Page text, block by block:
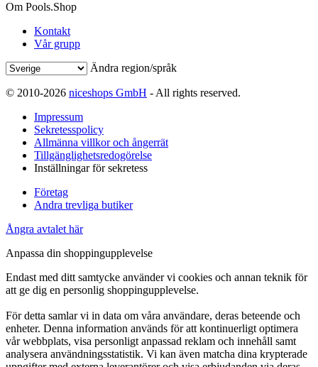
Om Pools.Shop
Kontakt
Vår grupp
Ändra region/språk
© 2010-2026 niceshops GmbH - All rights reserved.
Impressum
Sekretesspolicy
Allmänna villkor och ångerrät
Tillgänglighetsredogörelse
Inställningar för sekretess
Företag
Andra trevliga butiker
Ångra avtalet här
Anpassa din shoppingupplevelse
Endast med ditt samtycke använder vi cookies och annan teknik för
att ge dig en personlig shoppingupplevelse.
För detta samlar vi in data om våra användare, deras beteende och
enheter. Denna information används för att kontinuerligt optimera
vår webbplats, visa personligt anpassad reklam och innehåll samt
analysera användningsstatistik. Vi kan även matcha dina krypterade